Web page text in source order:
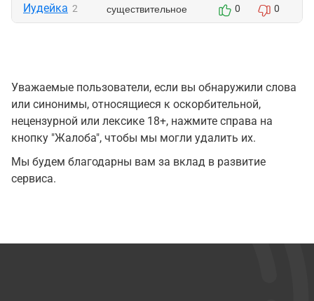
Иудейка 2 существительное 0 0
Уважаемые пользователи, если вы обнаружили слова
или синонимы, относящиеся к оскорбительной,
нецензурной или лексике 18+, нажмите справа на
кнопку "Жалоба", чтобы мы могли удалить их.
Мы будем благодарны вам за вклад в развитие
сервиса.